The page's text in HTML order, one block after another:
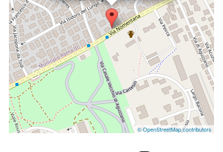
© OpenStreetMap contributors